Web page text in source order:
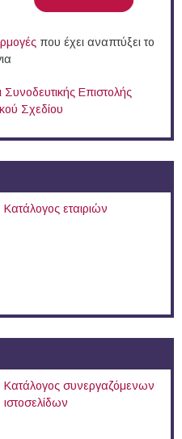
που έχει αναπτύξει το
Συνοδευτικής Επιστολής
Σχεδίου
Κατάλογος εταιριών
Κατάλογος συνεργαζόμενων
ιστοσελίδων